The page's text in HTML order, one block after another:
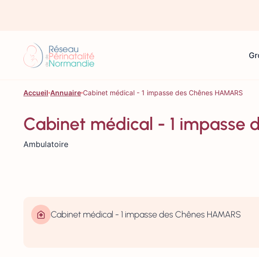
Accueil Annuaire Cabinet médical - 1 impasse des Chênes HAMARS
Cabinet médical - 1 impasse
Ambulatoire
Cabinet médical - 1 impasse des Chênes HAMARS